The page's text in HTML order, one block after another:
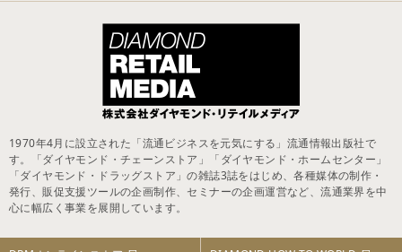
1970年4月に設立された「流通ビジネスを元気にする」流通情報出版社で
す。「ダイヤモンド・チェーンストア」「ダイヤモンド・ホームセンター」
「ダイヤモンド・ドラッグストア」の雑誌3誌をはじめ、各種媒体の制作・
発行、販促支援ツールの企画制作、セミナーの企画運営など、流通業界を中
心に幅広く事業を展開しています。